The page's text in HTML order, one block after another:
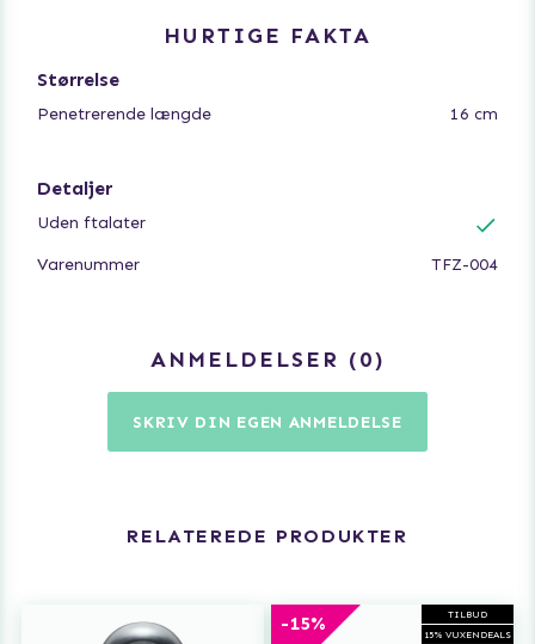
fylde med glidecreme og rengøre - og takket være den
Flip 0 (Zero) Gravity fra Tenga fås i 2 farver med
forskellige hårdhedsgrader af den indre struktur:
Sort/sort = hård (stærk)
Inkluderer opbevaringsetui og prøve af smøregel.
HURTIGE FAKTA
Størrelse
Penetrerende længde 16 cm
Detaljer
Uden ftalater
Varenummer TFZ-004
ANMELDELSER 0
SKRIV DIN EGEN ANMELDELSE
RELATEREDE PRODUKTER
TILBUD
15% VUXENDEALS
-15%